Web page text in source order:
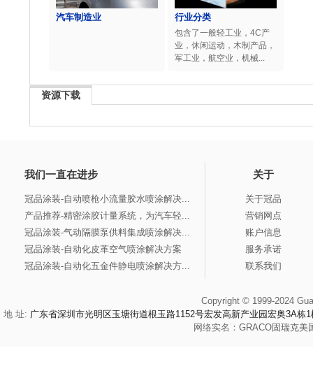
汽车制造业 行业分类
包含了一般轻工业，4C产
业，休闲运动，木制产品，
军工业，航空业，机械...
资源下载
我们一直在进步
冠品涂装-自动喷枪小流量胶水喷涂解决...
产品推荐-精密涂胶计量系统，为汽车轻...
冠品涂装-气动隔膜泵供料集成喷涂解决...
冠品涂装-自动化皮革空气喷涂解决方案
冠品涂装-自动化五金件静电喷涂解决方...
关于
关于冠品
营销网点
账户信息
服务承诺
联系我们
Copyright © 1999-2024
地 址: 广东省深圳市光明区玉塘街道根玉路1152号宏发高新产业园宏奥3A栋1
网络实名： GRACO固瑞克美